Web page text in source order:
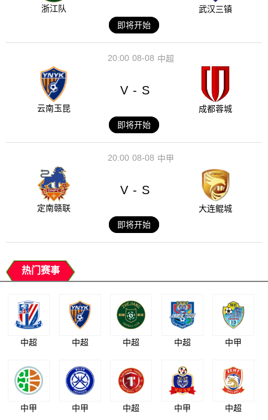
浙江队
武汉三镇
即将开始
08-08
20:00 中超
云南玉昆
V - S
成都蓉城
即将开始
08-08
20:00 中甲
定南赣联
V - S
大连鲲城
即将开始
热门赛事
中超 中超 中超 中超 中甲
中甲 中甲 中超 中甲 中超